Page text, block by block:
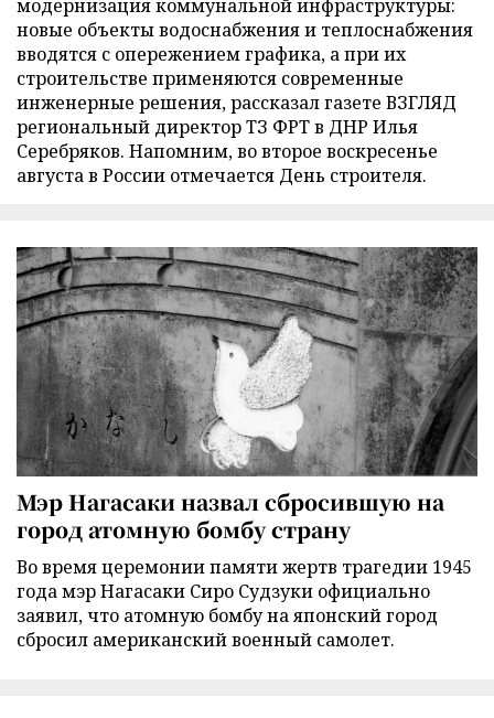
модернизация коммунальной инфраструктуры:
новые объекты водоснабжения и теплоснабжения
вводятся с опережением графика, а при их
строительстве применяются современные
инженерные решения, рассказал газете ВЗГЛЯД
региональный директор ТЗ ФРТ в ДНР Илья
Серебряков. Напомним, во второе воскресенье
августа в России отмечается День строителя.
Мэр Нагасаки назвал сбросившую на
город атомную бомбу страну
Во время церемонии памяти жертв трагедии 1945
года мэр Нагасаки Сиро Судзуки официально
заявил, что атомную бомбу на японский город
сбросил американский военный самолет.